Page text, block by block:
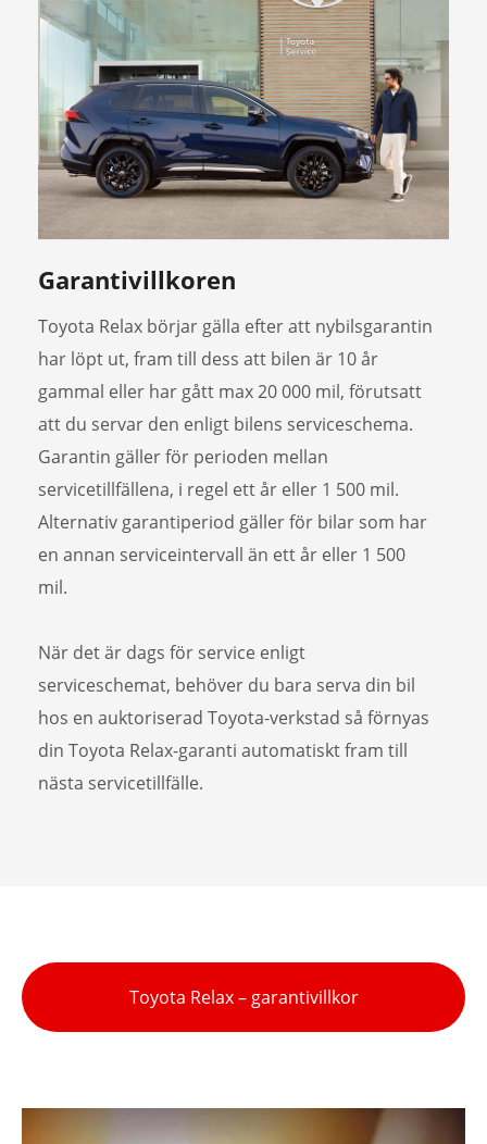
Garantivillkoren
Toyota Relax börjar gälla efter att nybilsgarantin
har löpt ut, fram till dess att bilen är 10 år
gammal eller har gått max 20 000 mil, förutsatt
att du servar den enligt bilens serviceschema.
Garantin gäller för perioden mellan
servicetillfällena, i regel ett år eller 1 500 mil.
Alternativ garantiperiod gäller för bilar som har
en annan serviceintervall än ett år eller 1 500
mil.
När det är dags för service enligt
serviceschemat, behöver du bara serva din bil
hos en auktoriserad Toyota-verkstad så förnyas
din Toyota Relax-garanti automatiskt fram till
nästa servicetillfälle.
Toyota Relax – garantivillkor